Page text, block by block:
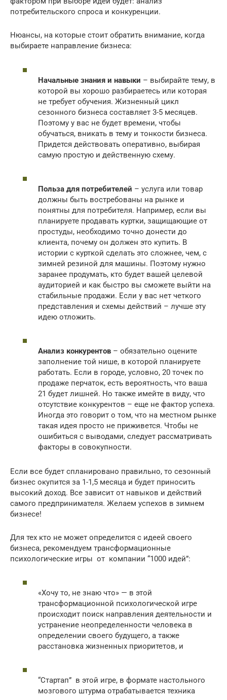
потребительского спроса и конкуренции.
Нюансы, на которые стоит обратить внимание, когда
выбираете направление бизнеса:
Начальные знания и навыки – выбирайте тему, в
которой вы хорошо разбираетесь или которая
не требует обучения. Жизненный цикл
сезонного бизнеса составляет 3-5 месяцев.
Поэтому у вас не будет времени, чтобы
обучаться, вникать в тему и тонкости бизнеса.
Придется действовать оперативно, выбирая
самую простую и действенную схему.
Польза для потребителей – услуга или товар
должны быть востребованы на рынке и
понятны для потребителя. Например, если вы
планируете продавать куртки, защищающие от
простуды, необходимо точно донести до
клиента, почему он должен это купить. В
истории с курткой сделать это сложнее, чем, с
зимней резиной для машины. Поэтому нужно
заранее продумать, кто будет вашей целевой
аудиторией и как быстро вы сможете выйти на
стабильные продажи. Если у вас нет четкого
представления и схемы действий – лучше эту
идею отложить.
Анализ конкурентов – обязательно оцените
заполнение той нише, в которой планируете
работать. Если в городе, условно, 20 точек по
продаже перчаток, есть вероятность, что ваша
21 будет лишней. Но также имейте в виду, что
отсутствие конкурентов – еще не фактор успеха.
Иногда это говорит о том, что на местном рынке
такая идея просто не приживется. Чтобы не
ошибиться с выводами, следует рассматривать
факторы в совокупности.
Если все будет спланировано правильно, то сезонный
бизнес окупится за 1-1,5 месяца и будет приносить
высокий доход. Все зависит от навыков и действий
самого предпринимателя. Желаем успехов в зимнем
бизнесе!
Для тех кто не может определится с идеей своего
бизнеса, рекомендуем трансформационные
психологические игры от компании “1000 идей”:
«Хочу то, не знаю что» — в этой
трансформационной психологической игре
происходит поиск направления деятельности и
устранение неопределенности человека в
определении своего будущего, а также
расстановка жизненных приоритетов, и
“Стартап” в этой игре, в формате настольного
мозгового штурма отрабатывается техника